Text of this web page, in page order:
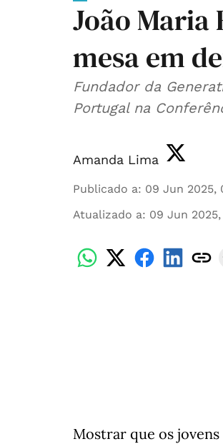
João Maria
mesa em
Fundador da
Portugal na
Amanda Lima
Publicado a: 09 Jun 2025,
Atualizado a: 09 Jun
Mostrar que os